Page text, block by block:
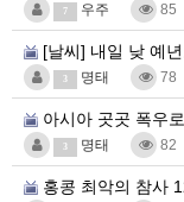
7 우주 85
[날씨] 내일 낮 예
3 명태 78
아시아 곳곳 폭우
3 명태 82
홍콩 최악의 참사